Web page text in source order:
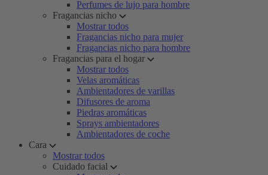
Perfumes de lujo para hombre
Fragancias nicho
Mostrar todos
Fragancias nicho para mujer
Fragancias nicho para hombre
Fragancias para el hogar
Mostrar todos
Velas aromáticas
Ambientadores de varillas
Difusores de aroma
Piedras aromáticas
Sprays ambientadores
Ambientadores de coche
Cara
Mostrar todos
Cuidado facial